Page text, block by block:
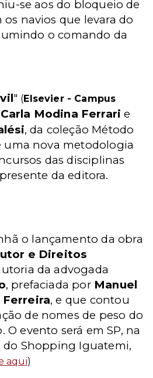
se aos do bloqueio de
navios que levara do
o comando da
" (Elsevier - Campus
Carla Modina Ferrari e
, da coleção Método
uma nova metodologia
das disciplinas
da editora.
o lançamento da obra
e Direitos
da advogada
, prefaciada porManuel
, e que contou
de nomes de peso do
evento será em SP, na
do Shopping Iguatemi,
aqui)